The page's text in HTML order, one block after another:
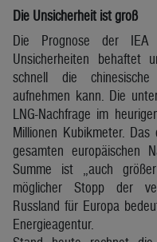
Die Unsicherheit ist groß
Die Prognose der IEA
Unsicherheiten
schnell die
aufnehmen kann. Die
LNG-Nachfrage im
Millionen Kubikmeter.
gesamten europäischen
Summe ist „auch
möglicher Stopp der
Russland für Europa
Energieagentur.